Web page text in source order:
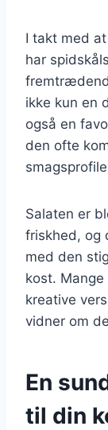
I takt med
har
ikke kun en
også en
den ofte
Salaten er
friskhed, og
med den
kost.
kreative
vidner om
En
til din